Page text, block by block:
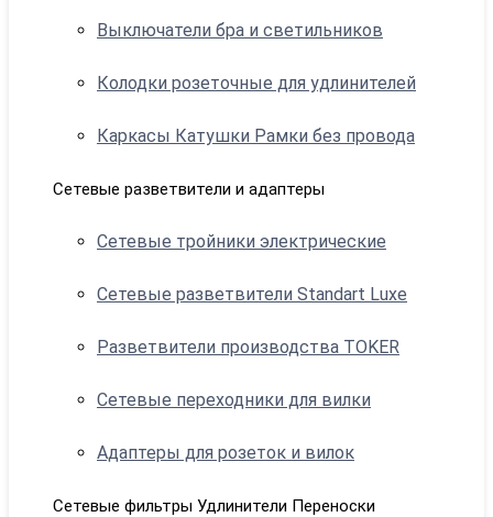
Выключатели бра и светильников
Колодки розеточные для удлинителей
Каркасы Катушки Рамки без провода
Сетевые разветвители и адаптеры
Сетевые тройники электрические
Сетевые разветвители Standart Luxe
Разветвители производства TOKER
Сетевые переходники для вилки
Адаптеры для розеток и вилок
Сетевые фильтры Удлинители Переноски